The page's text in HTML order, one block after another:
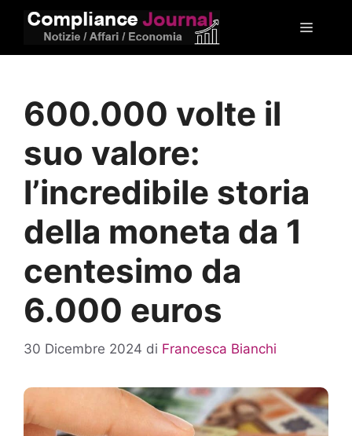
Menu
600.000 volte il
suo valore:
l’incredibile storia
della moneta da 1
centesimo da
6.000 euros
30 Dicembre 2024 di Francesca Bianchi